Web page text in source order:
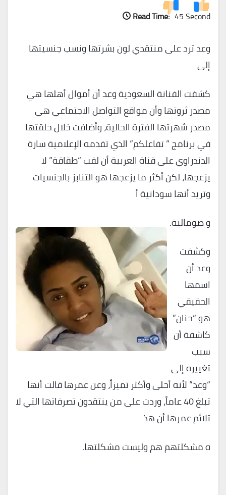
Read Time: 45 Second
وعد ترد على منتقدي لون بشرتها ونسب جنسيتها
إلى
كشفت الفنانة السعودية وعد أن أموال أهلها هي
مصدر ثروتها وأن مواقع التواصل الاجتماعي هي
مصدر شهرتها الفترة الحالية، وأضافت خلال حلقتها
في برنامج ” تفاعلكم” الذي تقدمه الإعلامية سارة
الدندراوي على قناة العربية أن لقب “طقاقة” لا
يزعجها، لكن أكثر ما يزعجها هو التنابز بالجنسيات
وتريد أنها سودانية أ
و صومالية.
وكشفت
وعد أن
اسمها
الحقيقي
هو “حنان”
كاشفة أن
سبب
تغييره إلى
“وعد” لأنه أحلى وأكثر تميزاً، وعن عمرها قالت أنها
تبلغ 40 عاماً، وردت على من ينتقدون تصرفاتها التي لا
تلائم عمرها أن هذ
ه مشكلتهم هم وليست مشكلتها.